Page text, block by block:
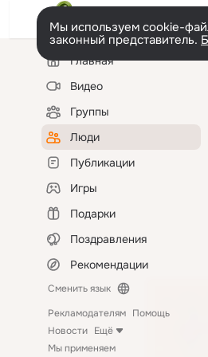
Мы используем cookie-
законный представитель.
Левая
колонкаГлавная
Видео
Группы
Люди
Публикации
Игры
Подарки
Поздравления
Рекомендации
Сменить язык
Рекламодателям Помощь
Новости Ещё
Мы применяем